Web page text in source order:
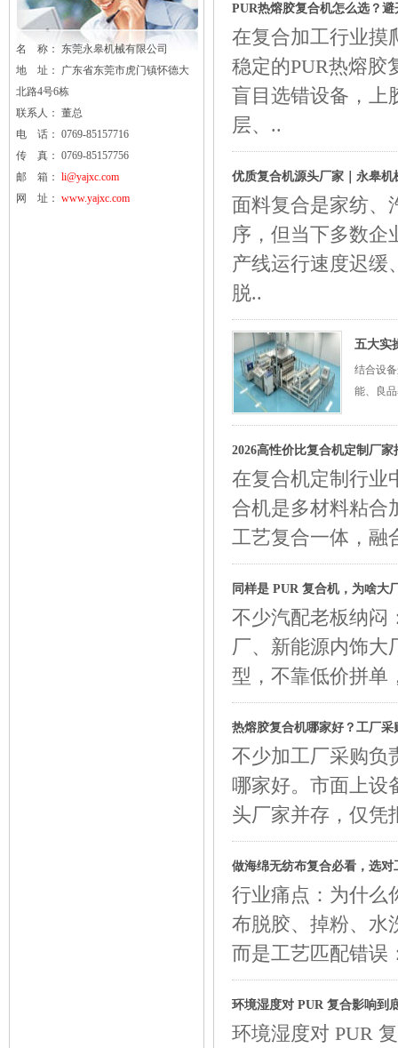
名 称： 东莞永皋机械有限公司
地 址： 广东省东莞市虎门镇怀德大
北路4号6栋
联系人： 董总
电 话： 0769-85157716
传 真： 0769-85157756
邮 箱： li@yajxc.com
网 址： www.yajxc.com
PUR热熔胶复合机怎么选？避
在复合加工行业摸
稳定的PUR热熔胶
盲目选错设备，上
层、..
优质复合机源头厂家｜永皋
面料复合是家纺、
序，但当下多数企
产线运行速度迟缓
脱..
五大实
结合设
能、良
2026高性价比复合机定制厂家
在复合机定制行业
合机是多材料粘合
工艺复合一体，融
同样是 PUR 复合机，为啥大
不少汽配老板纳闷
厂、新能源内饰大
型，不靠低价拼单
热熔胶复合机哪家好？工厂
不少加工厂采购负
哪家好。市面上设
头厂家并存，仅凭
做海绵无纺布复合必看，选对
行业痛点：为什么
布脱胶、掉粉、水
而是工艺匹配错误
环境湿度对 PUR 复合影响到
环境湿度对 PUR